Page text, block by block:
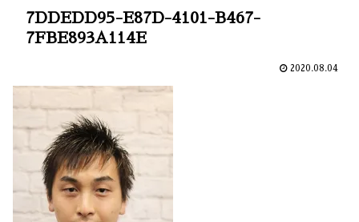
7DDEDD95-E87D-4101-B467-
7FBE893A114E
2020.08.04